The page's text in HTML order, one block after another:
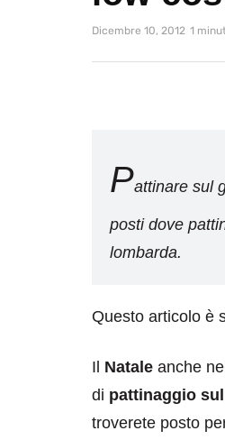
Dicembre 10, 2012 1
Pattinare sul
posti dove
lombarda.
Questo articolo è
Il Natale anche
di pattinaggio
troverete posto